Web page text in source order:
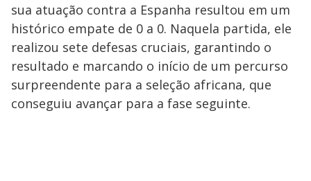
sua atuação contra a Espanha resultou em um
histórico empate de 0 a 0. Naquela partida, ele
realizou sete defesas cruciais, garantindo o
resultado e marcando o início de um percurso
surpreendente para a seleção africana, que
conseguiu avançar para a fase seguinte.